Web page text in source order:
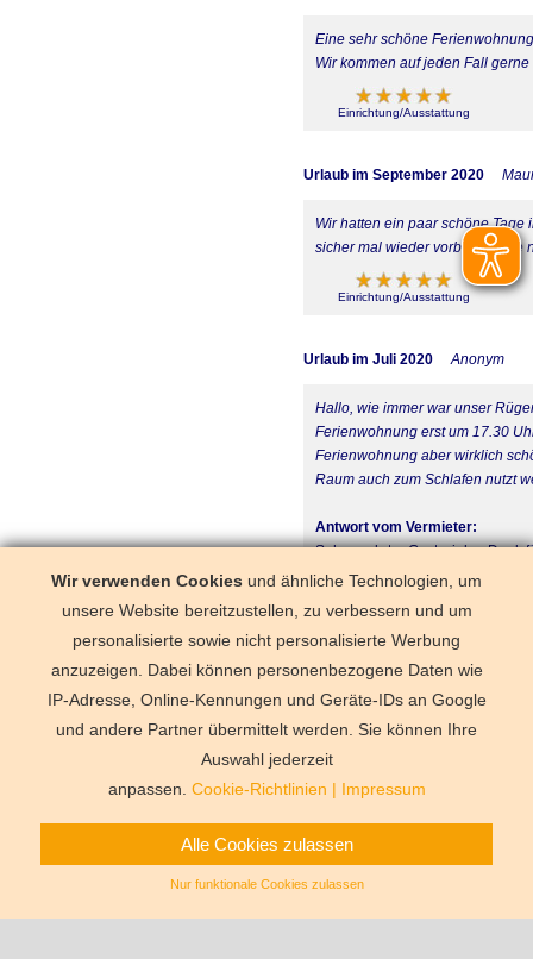
Eine sehr schöne
Wir kommen auf jeden Fall
Einrichtung/Ausstattung
Urlaub im September 2020
Wir hatten ein paar schöne
sicher mal wieder vorbei. Danke
Einrichtung/Ausstattung
Urlaub im Juli 2020 Anonym
Hallo, wie immer war unser
Ferienwohnung erst um 17.30
Ferienwohnung aber wirklich
Raum auch zum Schlafen nutzt
Antwort vom Vermieter:
Sehr geehrter Gast, vielen Dank
Für die Verzögerung des
weiter. Beste Grüße Ihr Team
Einrichtung/Ausstattung
Deutschland Florida
Wir verwenden Cookies und ähnliche Technologien, um
unsere Website bereitzustellen, zu verbessern und um
personalisierte sowie nicht personalisierte Werbung
anzuzeigen. Dabei können personenbezogene Daten wie
IP-Adresse, Online-Kennungen und Geräte-IDs an Google
und andere Partner übermittelt werden. Sie können Ihre
Auswahl jederzeit
anpassen. Cookie-Richtlinien | Impressum
Alle Cookies zulassen
Nur funktionale Cookies zulassen